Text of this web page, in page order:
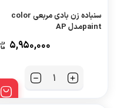
سنباده زن بادی مربعی color
paintمدل AP
5,950,000
تعداد